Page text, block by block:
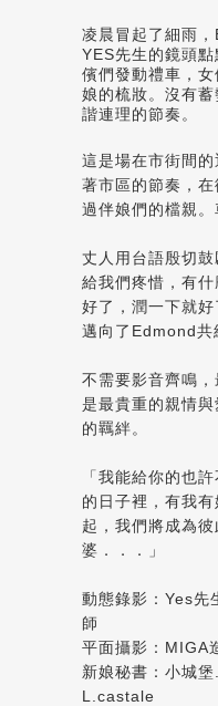
凌晨冒起了細雨
YES先生的鏡頭
儐們發動禮車，
娘的梳妝。沒有
諧連理的節奏。
這是場在市街間
著市區的節奏，
過伴娘們的檔親。
丈人用台語殷切
給我們疼惜，有
好了，潤一下就
邁向了Edmond共
不需要影音齊鳴
是最貴重的親情
的羈絆。
「我能給你的也
的日子裡，有我
起，我們將成為
婆．．．」
動態錄影：Yes先
師
平面攝影：MIGA
新娘秘書：小城
L.castale